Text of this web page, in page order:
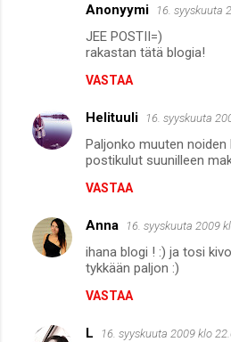
Anonyymi 16. syyskuuta
JEE POSTII=)
rakastan tätä blogia!
VASTAA
Helituuli 16. syyskuuta
Paljonko muuten
postikulut suunilleen
VASTAA
Anna 16. syyskuuta 2009
ihana blogi ! :) ja tosi
tykkään paljon :)
VASTAA
L 16. syyskuuta 2009 klo